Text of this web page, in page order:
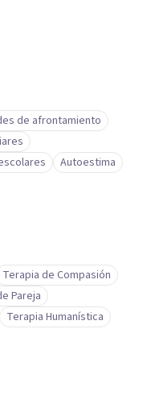
de afrontamiento
Autoestima
Terapia de Compasión
Pareja
Terapia Humanística